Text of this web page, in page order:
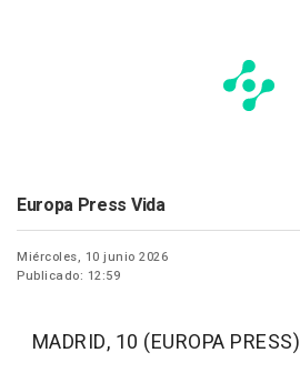
Europa Press Vida
Miércoles, 10 junio 2026
Publicado: 12:59
MADRID, 10 (EUROPA PRESS)